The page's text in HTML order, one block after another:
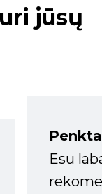
jūsų
Esu